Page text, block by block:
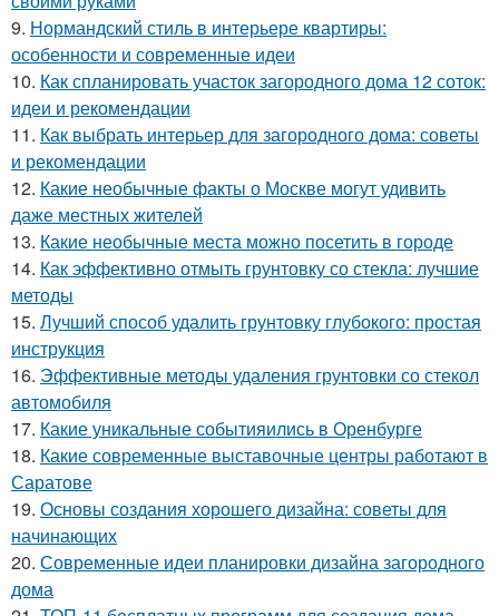
9. Нормандский стиль в интерьере квартиры:
особенности и современные идеи
10. Как спланировать участок загородного дома 12 соток:
идеи и рекомендации
11. Как выбрать интерьер для загородного дома: советы
и рекомендации
12. Какие необычные факты о Москве могут удивить
даже местных жителей
13. Какие необычные места можно посетить в городе
14. Как эффективно отмыть грунтовку со стекла: лучшие
методы
15. Лучший способ удалить грунтовку глубокого: простая
инструкция
16. Эффективные методы удаления грунтовки со стекол
автомобиля
17. Какие уникальные событияились в Оренбурге
18. Какие современные выставочные центры работают в
Саратове
19. Основы создания хорошего дизайна: советы для
начинающих
20. Современные идеи планировки дизайна загородного
дома